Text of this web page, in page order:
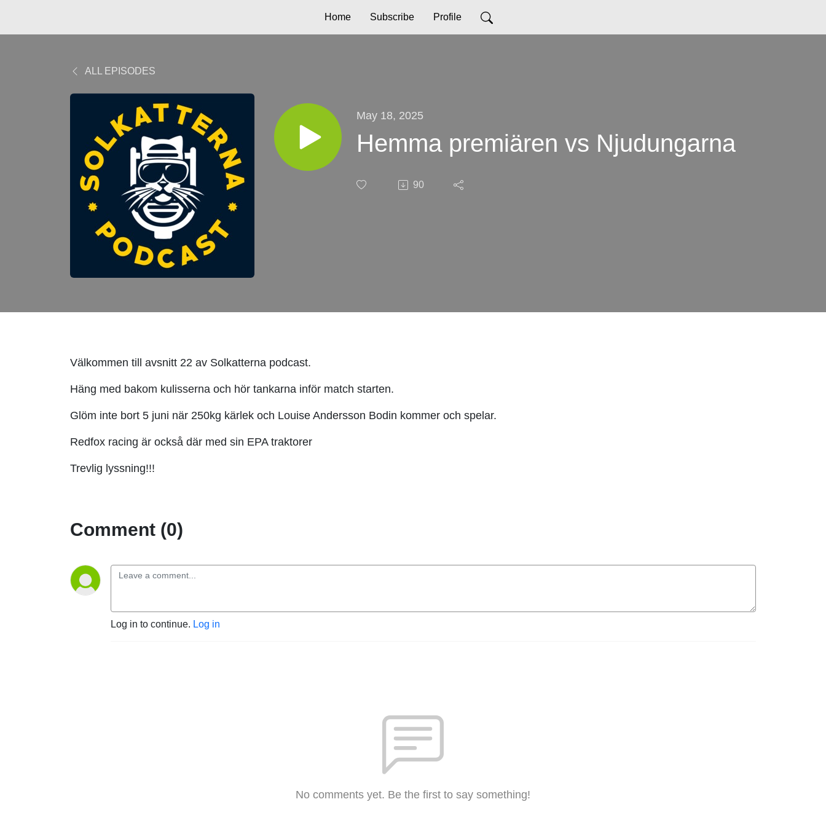
Home Subscribe Profile
ALL EPISODES
May 18, 2025
Hemma premiären vs Njudungarna
90
Välkommen till avsnitt 22 av Solkatterna podcast.
Häng med bakom kulisserna och hör tankarna inför match starten.
Glöm inte bort 5 juni när 250kg kärlek och Louise Andersson Bodin kommer och spelar.
Redfox racing är också där med sin EPA traktorer
Trevlig lyssning!!!
Comment (0)
Log in to continue. Log in
No comments yet. Be the first to say something!